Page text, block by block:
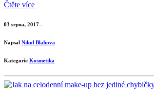
Čtěte více
03 srpna, 2017 -
Napsal Nikol Blahova
Kategorie Kosmetika